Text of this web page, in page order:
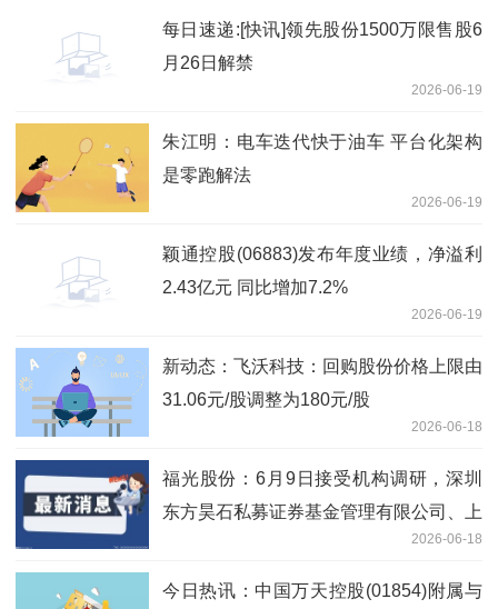
每日速递:[快讯]领先股份1500万限售股6
月26日解禁
2026-06-19
朱江明：电车迭代快于油车 平台化架构
是零跑解法
2026-06-19
颖通控股(06883)发布年度业绩，净溢利
2.43亿元 同比增加7.2%
2026-06-19
新动态：飞沃科技：回购股份价格上限由
31.06元/股调整为180元/股
2026-06-18
福光股份：6月9日接受机构调研，深圳
东方昊石私募证券基金管理有限公司、上
海隆象私募基金管理有限公司等多家机构
参与
2026-06-18
今日热讯：中国万天控股(01854)附属与